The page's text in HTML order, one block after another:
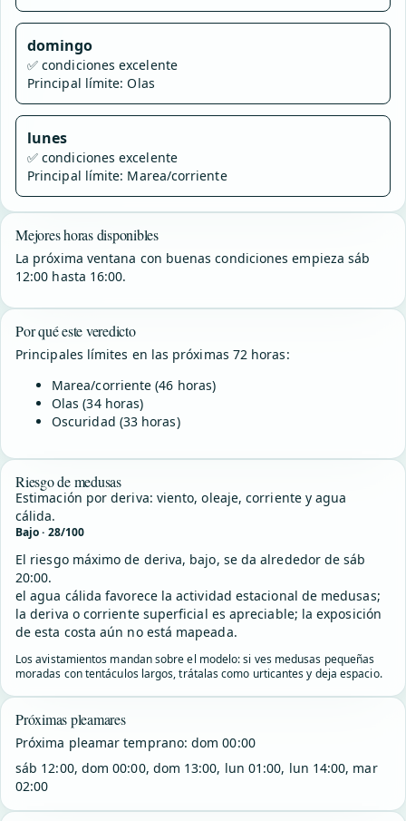
domingo
✅condiciones excelente
Principal límite: Olas
lunes
✅condiciones excelente
Principal límite: Marea/corriente
Mejores horas disponibles
La próxima ventana con buenas condiciones empieza sáb
12:00 hasta 16:00.
Por qué este veredicto
Principales límites en las próximas 72 horas:
Marea/corriente (46 horas)
Olas (34 horas)
Oscuridad (33 horas)
Riesgo de medusas
Estimación por deriva: viento, oleaje, corriente y agua
cálida.
Bajo · 28/100
El riesgo máximo de deriva, bajo, se da alrededor de sáb
20:00.
el agua cálida favorece la actividad estacional de medusas;
la deriva o corriente superficial es apreciable; la exposición
de esta costa aún no está mapeada.
Los avistamientos mandan sobre el modelo: si ves medusas pequeñas
moradas con tentáculos largos, trátalas como urticantes y deja espacio.
Próximas pleamares
Próxima pleamar temprano: dom 00:00
sáb 12:00, dom 00:00, dom 13:00, lun 01:00, lun 14:00, mar
02:00